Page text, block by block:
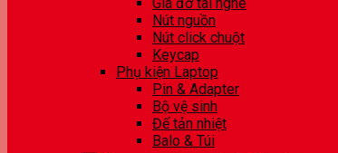
Nút nguồn
Nút click chuột
Keycap
Phụ kiện Laptop
Pin & Adapter
Bộ vệ sinh
Đế tản nhiệt
Balo & Túi